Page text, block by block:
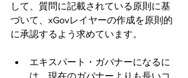
して、質問に記載されている原則に基
づいて、xGovレイヤーの作成を原則的
に承認するよう求めています。
エキスパート・ガバナーになるに
は、現在のガバナーよりも長いコ